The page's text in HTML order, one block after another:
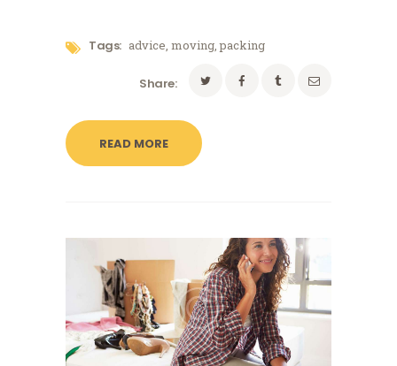
Tags: advice,moving,packing
Share:
READ MORE